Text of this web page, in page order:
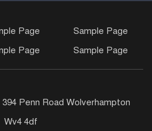
Page
Sample Page
Page Sample Page
394 Penn Road Wolverhampton
Wv4 4df